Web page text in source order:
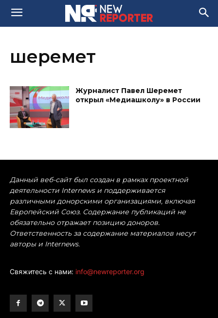
шеремет
Журналист Павел Шеремет
открыл «Медиашколу» в России
Данный веб-сайт был создан в рамках проектной
деятельности Internews и поддерживается
различными донорскими организациями, включая
Европейский Союз. Содержание публикаций не
обязательно отражает позицию доноров.
Ответственность за содержание материалов несут
авторы и Internews.
Свяжитесь с нами: info@newreporter.org